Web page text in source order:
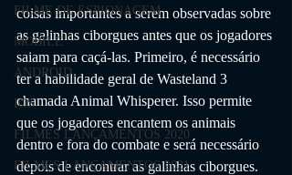
FILME DE ESPIONAGEM
MOBILE
ANDROID
IOS
FILMES LANÇAMENTOS 2020
FILMES LANÇAMENTOS 2021
coisas importantes a serem observadas sobre
as galinhas ciborgues antes que os jogadores
saiam para caçá-las. Primeiro, é necessário
ter a habilidade geral de Wasteland 3
chamada Animal Whisperer. Isso permite
que os jogadores encantem os animais
dentro e fora do combate e será necessário
depois de encontrar as galinhas ciborgues.